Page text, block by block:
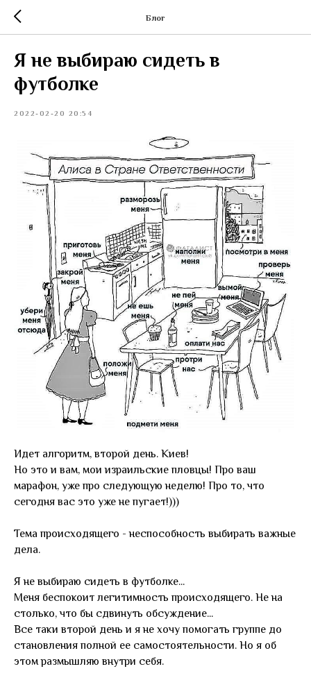
Блог
Я не выбираю сидеть в
футболке
2022-02-20 20:54
Идет алгоритм, второй день. Киев!
Но это и вам, мои израильские пловцы! Про ваш
марафон, уже про следующую неделю! Про то, что
сегодня вас это уже не пугает!)))
Тема происходящего - неспособность выбирать важные
дела.
Я не выбираю сидеть в футболке...
Меня беспокоит легитимность происходящего. Не на
столько, что бы сдвинуть обсуждение...
Все таки второй день и я не хочу помогать группе до
становления полной ее самостоятельности. Но я об
этом размышляю внутри себя.